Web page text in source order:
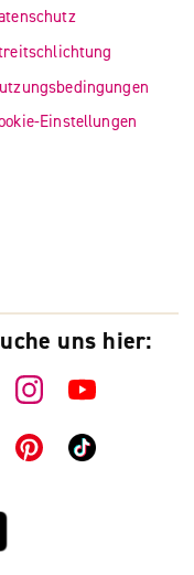
Einstellungen
uns hier: